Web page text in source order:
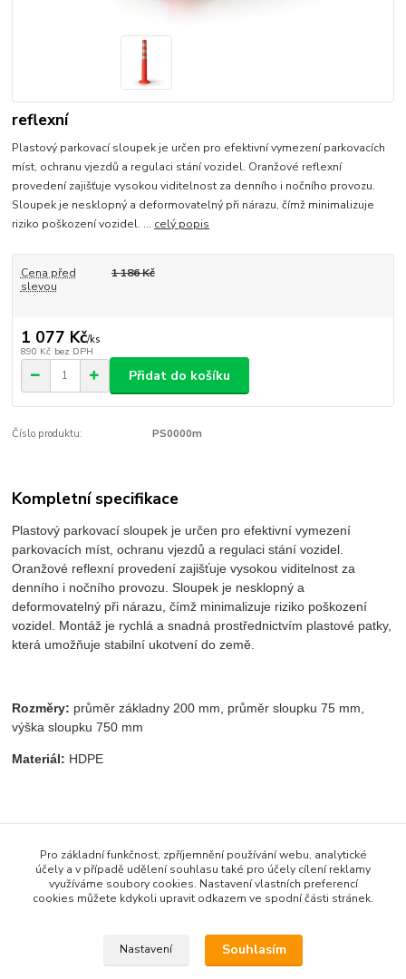
reflexní
Plastový parkovací sloupek je určen pro efektivní vymezení parkovacích
míst, ochranu vjezdů a regulaci stání vozidel. Oranžové reflexní
provedení zajišťuje vysokou viditelnost za denního i nočního provozu.
Sloupek je nesklopný a deformovatelný při nárazu, čímž minimalizuje
riziko poškození vozidel. ... celý popis
Cena před
slevou
1 186 Kč
1 077 Kč/ks
890 Kč bez DPH
Přidat do košíku
Číslo produktu: PS0000m
Kompletní specifikace
Plastový parkovací sloupek je určen pro efektivní vymezení
parkovacích míst, ochranu vjezdů a regulaci stání vozidel.
Oranžové reflexní provedení zajišťuje vysokou viditelnost za
denního i nočního provozu. Sloupek je nesklopný a
deformovatelný při nárazu, čímž minimalizuje riziko poškození
vozidel. Montáž je rychlá a snadná prostřednictvím plastové patky,
která umožňuje stabilní ukotvení do země.
Rozměry: průměr základny 200 mm, průměr sloupku 75 mm,
výška sloupku 750 mm
Materiál: HDPE
Zboží zařazeno v kategoriích
Pro základní funkčnost, zpříjemnění používání webu, analytické
účely a v případě udělení souhlasu také pro účely cílení reklamy
využíváme soubory cookies. Nastavení vlastních preferencí
cookies můžete kdykoli upravit odkazem ve spodní části stránek.
Nastavení Souhlasím